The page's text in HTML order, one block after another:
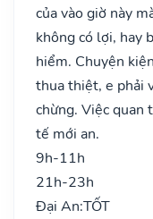
của vào giờ này
không có lợi, hay
hiểm. Chuyện
thua thiệt, e phải
chừng. Việc quan
tế mới an.
9h-11h
21h-23h
Đại An:TỐT